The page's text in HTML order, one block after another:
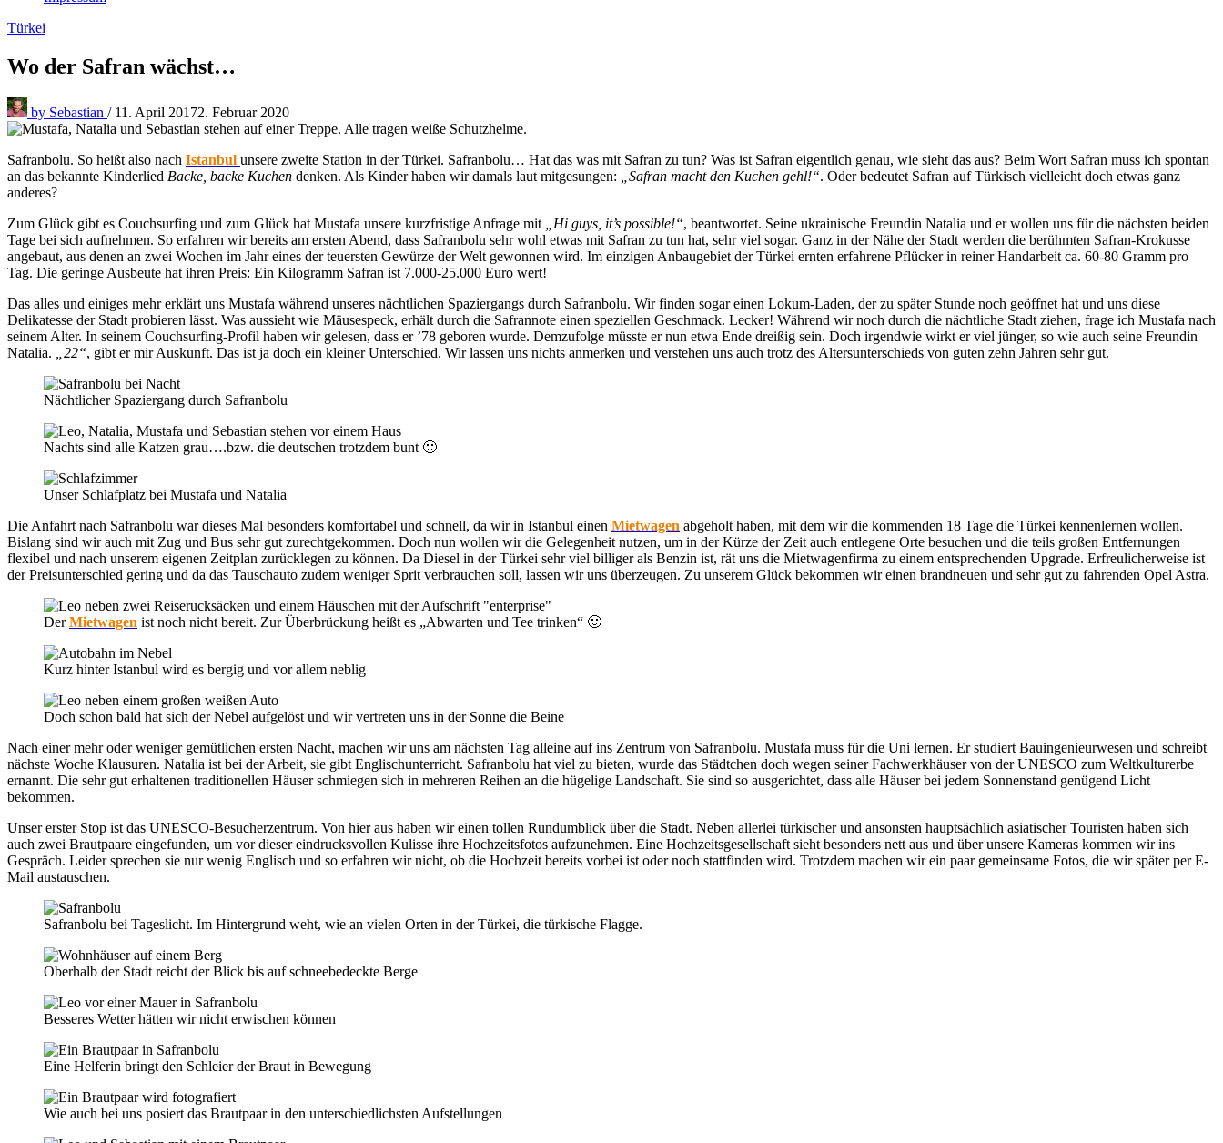
Türkei
Wo der Safran wächst…
by Sebastian / 11. April 20172. Februar 2020
Safranbolu. So heißt also nach Istanbul unsere zweite Station in der Türkei. Safranbolu… Hat das was mit Safran zu tun? Was ist Safran eigentlich genau, wie sieht das aus? Beim Wort Safran muss ich spontan
an das bekannte Kinderlied Backe, backe Kuchen denken. Als Kinder haben wir damals laut mitgesungen: „Safran macht den Kuchen gehl!“. Oder bedeutet Safran auf Türkisch vielleicht doch etwas ganz
anderes?
Zum Glück gibt es Couchsurfing und zum Glück hat Mustafa unsere kurzfristige Anfrage mit
„Hi guys, it’s possible!“, beantwortet. Seine ukrainische Freundin Natalia und er wollen uns für die nächsten beiden
Tage bei sich aufnehmen. So erfahren wir bereits am ersten Abend, dass Safranbolu sehr wohl etwas mit Safran zu tun hat, sehr viel sogar. Ganz in der Nähe der Stadt werden die berühmten Safran-Krokusse
angebaut, aus denen an zwei Wochen im Jahr eines der teuersten Gewürze der Welt gewonnen wird. Im einzigen Anbaugebiet der Türkei ernten erfahrene Pflücker in reiner Handarbeit ca. 60-80 Gramm pro
Tag. Die geringe Ausbeute hat ihren Preis: Ein Kilogramm Safran ist 7.000-25.000 Euro wert!
Das alles und einiges mehr erklärt uns Mustafa während unseres nächtlichen Spaziergangs durch Safranbolu. Wir finden sogar einen Lokum-Laden, der zu später Stunde noch geöffnet hat und uns diese
Delikatesse der Stadt probieren lässt. Was aussieht wie Mäusespeck, erhält durch die Safrannote einen speziellen Geschmack. Lecker! Während wir noch durch die nächtliche Stadt ziehen, frage ich Mustafa nach
seinem Alter. In seinem Couchsurfing-Profil haben wir gelesen, dass er ’78 geboren wurde. Demzufolge müsste er nun etwa Ende dreißig sein. Doch irgendwie wirkt er viel jünger, so wie auch seine Freundin
Natalia.
„22“, gibt er mir Auskunft. Das ist ja doch ein kleiner Unterschied. Wir lassen uns nichts anmerken und verstehen uns auch trotz des Altersunterschieds von guten zehn Jahren sehr gut.
Nächtlicher Spaziergang durch Safranbolu
Nachts sind alle Katzen grau….bzw. die deutschen trotzdem bunt 🙂
Unser Schlafplatz bei Mustafa und Natalia
Die Anfahrt nach Safranbolu war dieses Mal besonders komfortabel und schnell, da wir in Istanbul einen Mietwagen abgeholt haben, mit dem wir die kommenden 18 Tage die Türkei kennenlernen wollen.
Bislang sind wir auch mit Zug und Bus sehr gut zurechtgekommen. Doch nun wollen wir die Gelegenheit nutzen, um in der Kürze der Zeit auch entlegene Orte besuchen und die teils großen Entfernungen
flexibel und nach unserem eigenen Zeitplan zurücklegen zu können. Da Diesel in der Türkei sehr viel billiger als Benzin ist, rät uns die Mietwagenfirma zu einem entsprechenden Upgrade. Erfreulicherweise ist
der Preisunterschied gering und da das Tauschauto zudem weniger Sprit verbrauchen soll, lassen wir uns überzeugen. Zu unserem Glück bekommen wir einen brandneuen und sehr gut zu fahrenden Opel Astra.
DerMietwagen ist noch nicht bereit. Zur Überbrückung heißt es „Abwarten und Tee trinken“ 🙂
Kurz hinter Istanbul wird es bergig und vor allem neblig
Doch schon bald hat sich der Nebel aufgelöst und wir vertreten uns in der Sonne die Beine
Nach einer mehr oder weniger gemütlichen ersten Nacht, machen wir uns am nächsten Tag alleine auf ins Zentrum von Safranbolu. Mustafa muss für die Uni lernen. Er studiert Bauingenieurwesen und schreibt
nächste Woche Klausuren. Natalia ist bei der Arbeit, sie gibt Englischunterricht. Safranbolu hat viel zu bieten, wurde das Städtchen doch wegen seiner Fachwerkhäuser von der UNESCO zum Weltkulturerbe
ernannt. Die sehr gut erhaltenen traditionellen Häuser schmiegen sich in mehreren Reihen an die hügelige Landschaft. Sie sind so ausgerichtet, dass alle Häuser bei jedem Sonnenstand genügend Licht
bekommen.
Unser erster Stop ist das UNESCO-Besucherzentrum. Von hier aus haben wir einen tollen Rundumblick über die Stadt. Neben allerlei türkischer und ansonsten hauptsächlich asiatischer Touristen haben sich
auch zwei Brautpaare eingefunden, um vor dieser eindrucksvollen Kulisse ihre Hochzeitsfotos aufzunehmen. Eine Hochzeitsgesellschaft sieht besonders nett aus und über unsere Kameras kommen wir ins
Gespräch. Leider sprechen sie nur wenig Englisch und so erfahren wir nicht, ob die Hochzeit bereits vorbei ist oder noch stattfinden wird. Trotzdem machen wir ein paar gemeinsame Fotos, die wir später per E-
Mail austauschen.
Safranbolu bei Tageslicht. Im Hintergrund weht, wie an vielen Orten in der Türkei, die türkische Flagge.
Oberhalb der Stadt reicht der Blick bis auf schneebedeckte Berge
Besseres Wetter hätten wir nicht erwischen können
Eine Helferin bringt den Schleier der Braut in Bewegung
Wie auch bei uns posiert das Brautpaar in den unterschiedlichsten Aufstellungen